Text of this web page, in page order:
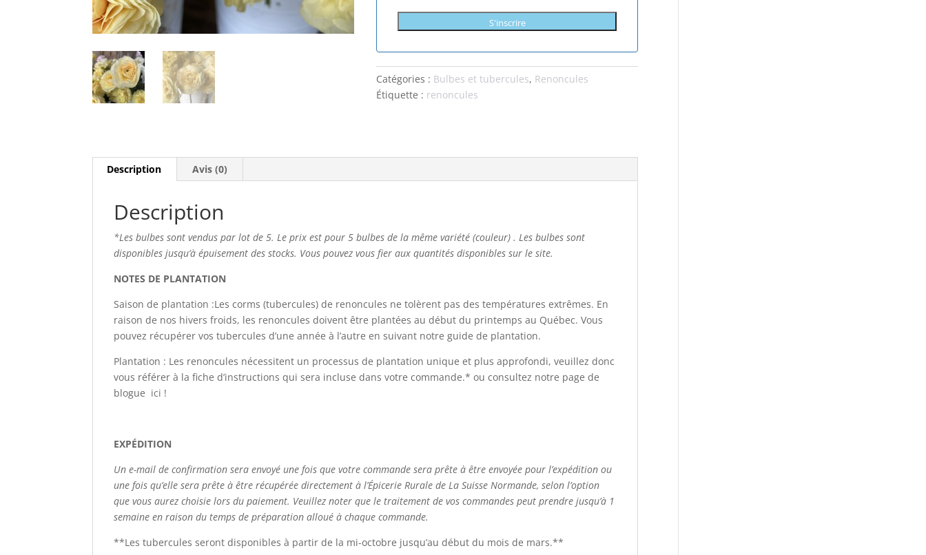
S'inscrire
Catégories : Bulbes et tubercules, Renoncules
Étiquette : renoncules
Description Avis (0)
Description
*Les bulbes sont vendus par lot de 5. Le prix est pour 5 bulbes de la même variété (couleur) . Les bulbes sont
disponibles jusqu’à épuisement des stocks. Vous pouvez vous fier aux quantités disponibles sur le site.
NOTES DE PLANTATION
Saison de plantation :Les corms (tubercules) de renoncules ne tolèrent pas des températures extrêmes. En
raison de nos hivers froids, les renoncules doivent être plantées au début du printemps au Québec. Vous
pouvez récupérer vos tubercules d’une année à l’autre en suivant notre guide de plantation.
Plantation : Les renoncules nécessitent un processus de plantation unique et plus approfondi, veuillez donc
vous référer à la fiche d’instructions qui sera incluse dans votre commande.* ou consultez notre page de
blogue ici !
EXPÉDITION
Un e-mail de confirmation sera envoyé une fois que votre commande sera prête à être envoyée pour l’expédition ou
une fois qu’elle sera prête à être récupérée directement à l’Épicerie Rurale de La Suisse Normande, selon l’option
que vous aurez choisie lors du paiement. Veuillez noter que le traitement de vos commandes peut prendre jusqu’à 1
semaine en raison du temps de préparation alloué à chaque commande.
**Les tubercules seront disponibles à partir de la mi-octobre jusqu’au début du mois de mars.**